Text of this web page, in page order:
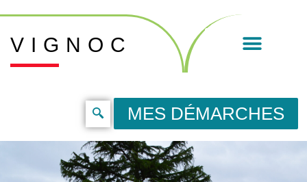
VIGNOC
MES DÉMARCHES